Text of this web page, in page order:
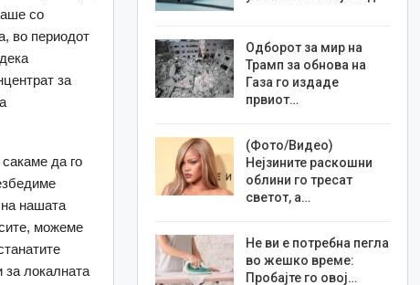
со
во периодот
за
сакаме да го
нашата
можеме
за локалната
Одборот за мир на
Трамп за обнова на
Газа го издаде
првиот…
(Фото/Видео)
Нејзините раскошни
облини го тресат
светот, а…
Не ви е потребна пегла
во жешко време:
Пробајте го овој…